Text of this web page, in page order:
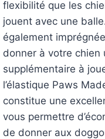
flexibilité que les
jouent avec une
également
donner à votre chien
supplémentaire à
l’élastique Paws
constitue une
vous permettre
de donner aux